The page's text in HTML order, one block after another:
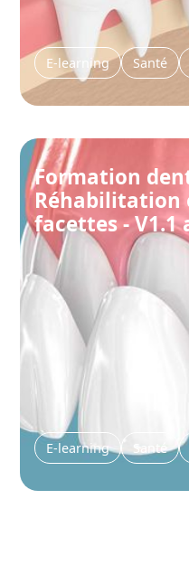
E-learning Santé
Formation
Réhabilitation
facettes - V1.1
E-learning Santé